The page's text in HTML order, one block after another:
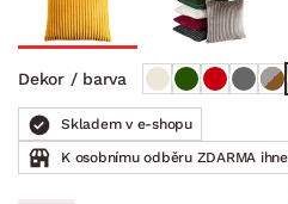
Dekor / barva
Skladem v e-shopu
K osobnímu odběru ZDARMA